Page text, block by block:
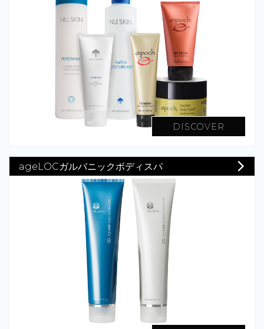
DISCOVER
ageLOCガルバニックボディスパ